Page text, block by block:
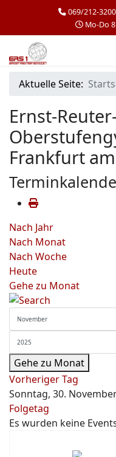
069/212-
Mo-Do
Aktuelle Seite:
Ernst-
Frankfurt
Nach Jahr
Nach Monat
Nach Woche
Heute
Gehe zu Monat
Gehe zu Monat
Vorheriger Tag
Sonntag, 30.
Folgetag
Es wurden keine